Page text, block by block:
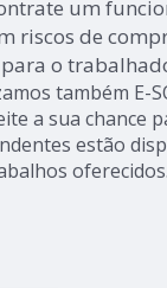
um
riscos de
o
também E-
a sua chance
estão